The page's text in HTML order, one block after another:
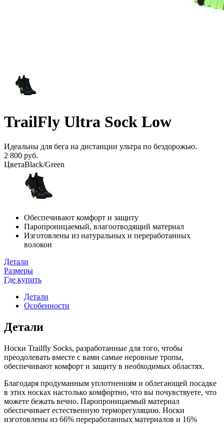
TrailFly Ultra Sock Low
Идеальны для бега на дистанции ультра по бездорожью.
2 800 руб.
ЦветаBlack/Green
Обеспечивают комфорт и защиту
Паропроницаемый, влагоотводящий материал
Изготовлены из натуральных и переработанных
волокон
Детали
Размеры
Где купить
Детали
Особенности
Детали
Носки Trailfly Socks, разработанные для того, чтобы
преодолевать вместе с вами самые неровные тропы,
обеспечивают комфорт и защиту в необходимых областях.
Благодаря продуманным уплотнениям и облегающей посадке
в этих носках настолько комфортно, что вы почувствуете, что
можете бежать вечно. Паропроницаемый материал
обеспечивает естественную терморегуляцию. Носки
изготовлены из 66% переработанных материалов и 16%